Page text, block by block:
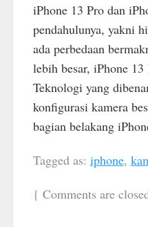
iPhone 13 Pro dan
pendahulunya, yakni
ada perbedaan
lebih besar, iPhone
Teknologi yang
konfigurasi kamera
bagian belakang
Tagged as: iphone,
{ Comments are